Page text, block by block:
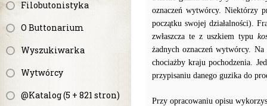
Filobutonistyka
O Buttonarium
Wyszukiwarka
Wytwórcy
@Katalog (5 + 821 stron)
oznaczeń wytwórcy. Niektórzy
początku swojej działalności).
zwłaszcza te z uszkiem typu
żadnych oznaczeń wytwórcy.
chociażby kraju pochodzenia.
przypisaniu danego guzika do
Przy opracowaniu opisu